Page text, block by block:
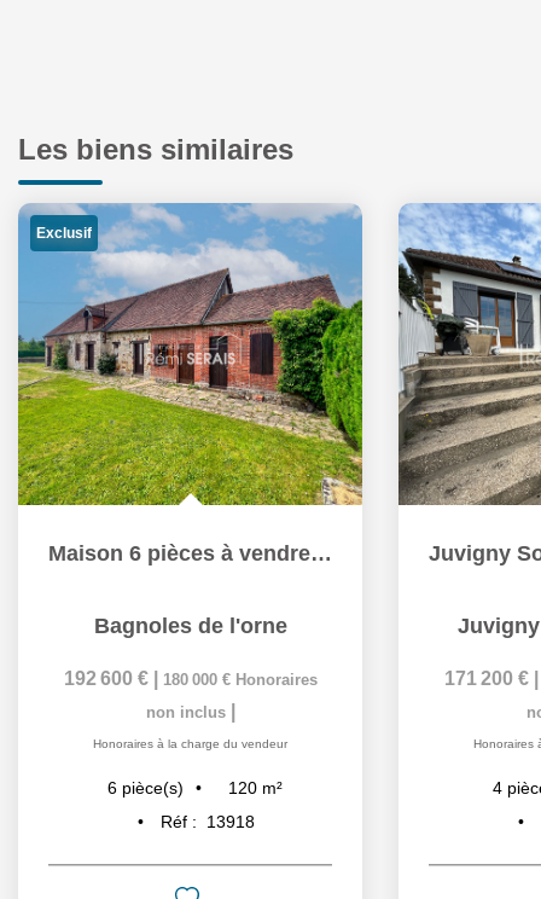
Les biens similaires
Exclusif
Maison 6 pièces à vendre à Bagnoles-de-l'Orne - Exclusivité
Bagnoles de l'orne
192 600 € 180 000 € Honoraires
non inclus
Honoraires à la charge du vendeur
6 pièce(s) 120 m²
Réf :
13918
171 200 €
Honoraires
4